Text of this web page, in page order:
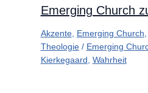
Emerging Church
Akzente, Emerging Church,
Theologie/ Emerging
Kierkegaard, Wahrheit